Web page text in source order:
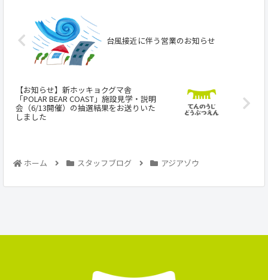
台風接近に伴う営業のお知らせ
【お知らせ】新ホッキョクグマ舎
「POLAR BEAR COAST」施設見学・説明
会（6/13開催）の抽選結果をお送りいた
しました
ホーム スタッフブログ アジアゾウ